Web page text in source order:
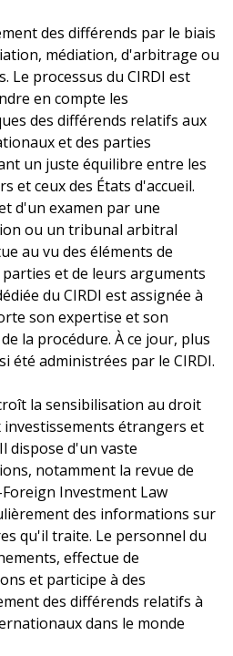
des différends par le biais
médiation, d'arbitrage ou
Le processus du CIRDI est
en compte les
des différends relatifs aux
et des parties
un juste équilibre entre les
et ceux des États d'accueil.
d'un examen par une
ou un tribunal arbitral
au vu des éléments de
et de leurs arguments
du CIRDI est assignée à
son expertise et son
la procédure. À ce jour, plus
été administrées par le CIRDI.
la sensibilisation au droit
étrangers et
dispose d'un vaste
notamment la revue de
Investment Law
des informations sur
qu'il traite. Le personnel du
effectue de
et participe à des
des différends relatifs à
dans le monde